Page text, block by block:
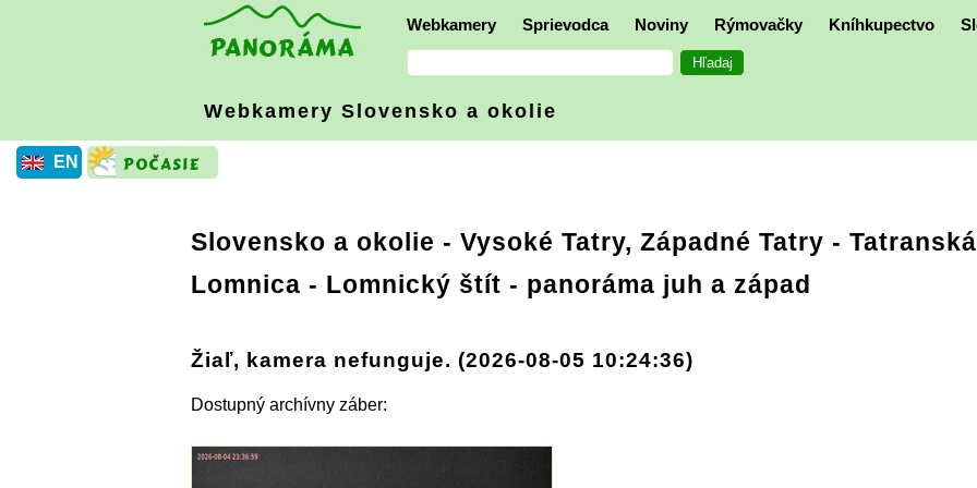
Webkamery Sprievodca Noviny Rýmovačky Kníhkupectvo
Webkamery Slovensko a okolie
EN
Slovensko a okolie - Vysoké Tatry, Západné Tatry - Tatranská
Lomnica - Lomnický štít - panoráma juh a západ
Žiaľ, kamera nefunguje. (2026-08-05 10:24:36)
Dostupný archívny záber: